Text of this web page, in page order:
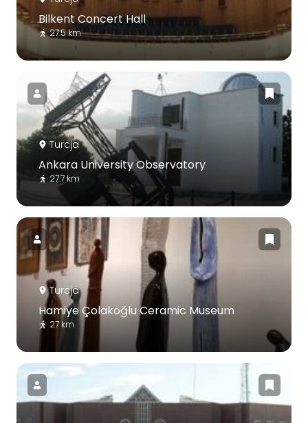
Bilkent Concert Hall
27.5 km
Turcja
Ankara University Observatory
27.7 km
Turcja
Hamiye Çolakoğlu Ceramic Museum
27 km